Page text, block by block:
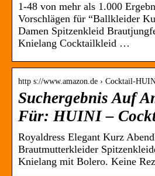
1-48 von mehr als 1.000
Vorschlägen für “Ballkleider
Damen Spitzenkleid
Knielang Cocktailkleid …
http s://www.amazon.de › Cocktail-
Suchergebnis Auf
Für: HUINI –
Royaldress Elegant Kurz
Brautmutterkleider
Knielang mit Bolero. Keine